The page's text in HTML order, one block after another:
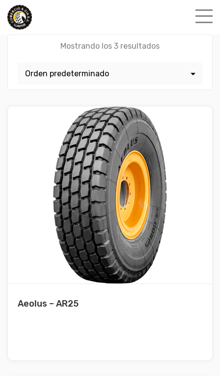
Skip
content
Mostrando los 3 resultados
Aeolus – AR25